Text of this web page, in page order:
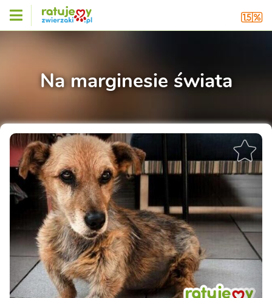
Na marginesie świata